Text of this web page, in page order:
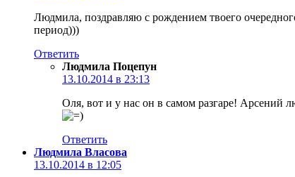
Людмила, поздравляю с рождением твоего
период)))
Ответить
Людмила Поцепун
13.10.2014 в 23:13
Оля, вот и у нас он в самом разгаре! Арсений
Ответить
Людмила Власова
13.10.2014 в 12:05